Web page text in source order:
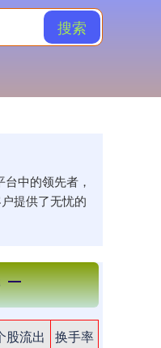
搜索
中的领先者，
提供了无忧的
股流出
换手率